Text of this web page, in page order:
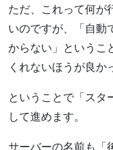
ただ、これって何が
いのですが、「自動
からない」というこ
くれないほうが良か
ということで「スタ
して進めます。
サーバーの名前も「